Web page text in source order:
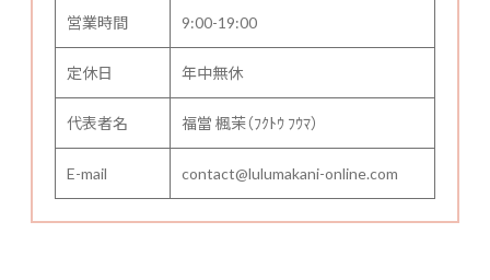
営業時間 9:00-19:00
定休日 年中無休
代表者名 福當 楓茉（ﾌｸﾄｳ ﾌｳﾏ）
E-mail contact@lulumakani-online.com